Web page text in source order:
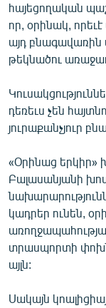
հայեցողական
որ, օրինակ,
այդ
թեկնածու
դեռեւս չեն
յուրաքանչյուր
«Օրինաց երկիր»
Բալասանյանի
կադրեր ունեն,
տրասպորտի
այլն:
Սակայն